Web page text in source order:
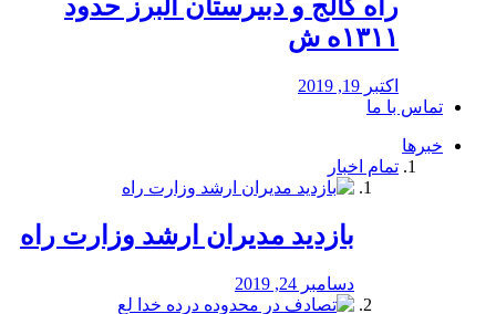
راه كالج و دبيرستان البرز حدود
۱۳۱۱ه ش
اکتبر 19, 2019
تماس با ما
خبرها
تمام اخبار
بازدید مدیران ارشد وزارت راه
دسامبر 24, 2019